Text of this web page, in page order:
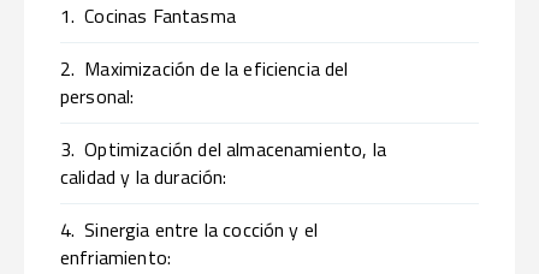
1. Cocinas Fantasma
2. Maximización de la eficiencia del
personal:
3. Optimización del almacenamiento, la
calidad y la duración:
4. Sinergia entre la cocción y el
enfriamiento: